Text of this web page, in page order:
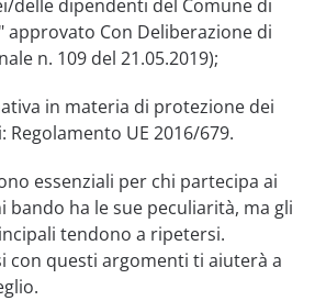
delle dipendenti del Comune di
approvato Con Deliberazione di
n. 109 del 21.05.2019);
in materia di protezione dei
Regolamento UE 2016/679.
essenziali per chi partecipa ai
bando ha le sue peculiarità, ma gli
tendono a ripetersi.
con questi argomenti ti aiuterà a